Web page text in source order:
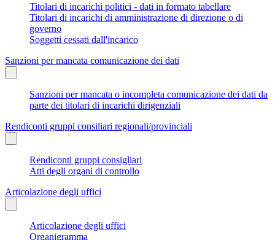
Titolari di incarichi politici - dati in formato tabellare
Titolari di incarichi di amministrazione di direzione o di
governo
Soggetti cessati dall'incarico
Sanzioni per mancata comunicazione dei dati
Sanzioni per mancata o incompleta comunicazione dei dati da
parte dei titolari di incarichi dirigenziali
Rendiconti gruppi consiliari regionali/provinciali
Rendiconti gruppi consigliari
Atti degli organi di controllo
Articolazione degli uffici
Articolazione degli uffici
Organigramma